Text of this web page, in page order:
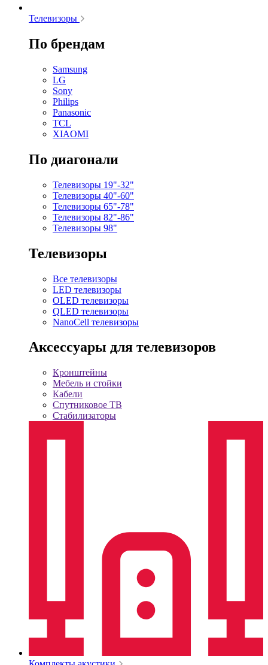
Телевизоры
По брендам
Samsung
LG
Sony
Philips
Panasonic
TCL
XIAOMI
По диагонали
Телевизоры 19"-32"
Телевизоры 40"-60"
Телевизоры 65"-78"
Телевизоры 82"-86"
Телевизоры 98"
Телевизоры
Все телевизоры
LED телевизоры
OLED телевизоры
QLED телевизоры
NanoCell телевизоры
Аксессуары для телевизоров
Кронштейны
Мебель и стойки
Кабели
Спутниковое ТВ
Стабилизаторы